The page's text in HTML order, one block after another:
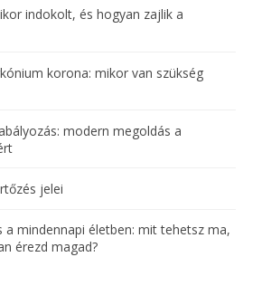
indokolt, és hogyan zajlik a
korona: mikor van szükség
modern megoldás a
jelei
a mindennapi életben: mit tehetsz ma,
érezd magad?